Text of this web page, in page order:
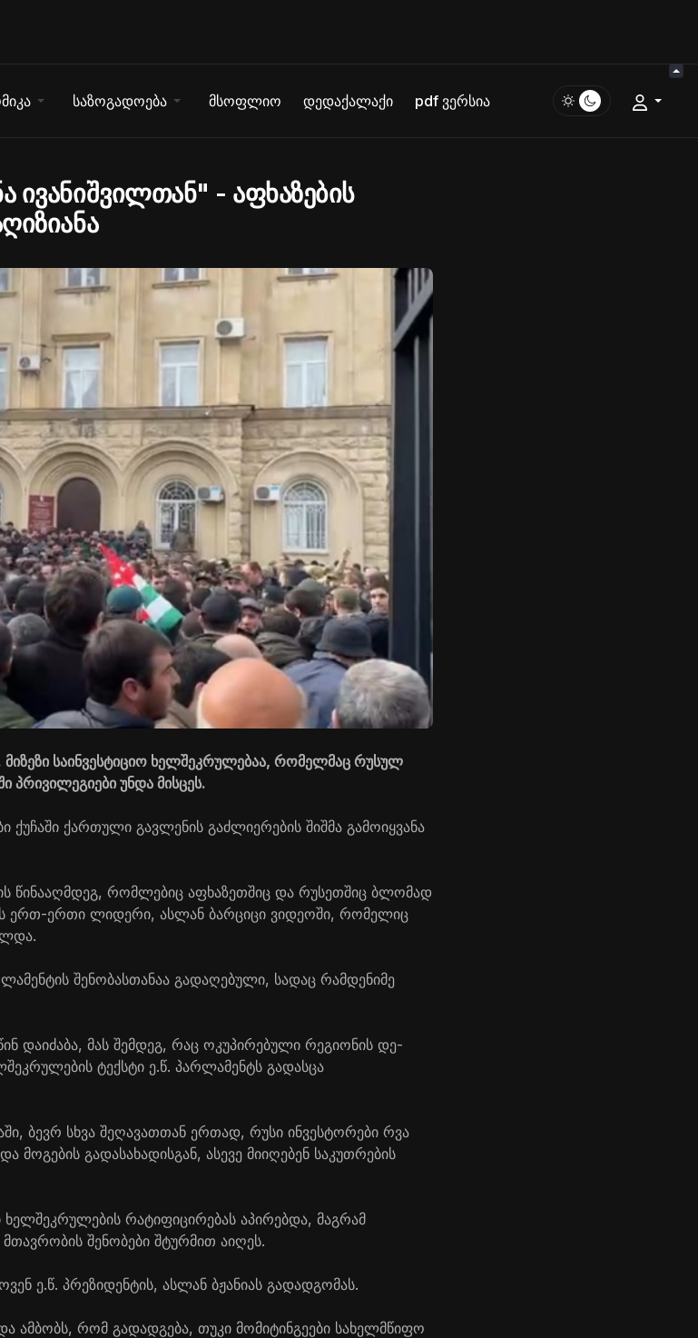
საზოგადოება მსოფლიო დედაქალაქი pdf ვერსია
ივანიშვილთან" - აფხაზების
საინვესტიციო ხელშეკრულებაა, რომელმაც რუსულ
პრივილეგიები უნდა მისცეს.
ქუჩაში ქართული გავლენის გაძლიერების შიშმა გამოიყვანა
წინააღმდეგ, რომლებიც აფხაზეთშიც და რუსეთშიც ბლომად
ერთ-ერთი ლიდერი, ასლან ბარციცი ვიდეოში, რომელიც
შენობასთანაა გადაღებული, სადაც რამდენიმე
დაიძაბა, მას შემდეგ, რაც ოკუპირებული რეგიონის დე-
ტექსტი ე.წ. პარლამენტს გადასცა
ბევრ სხვა შეღავათთან ერთად, რუსი ინვესტორები რვა
მოგების გადასახადისგან, ასევე მიიღებენ საკუთრების
რატიფიცირებას აპირებდა, მაგრამ
შენობები შტურმით აიღეს.
ე.წ. პრეზიდენტის, ასლან ბჟანიას გადადგომას.
და ამბობს, რომ გადადგება, თუკი მომიტინგეები სახელმწიფო